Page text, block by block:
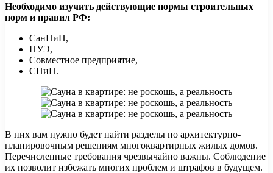
Необходимо изучить действующие нормы строительных
норм и правил РФ:
СанПиН,
ПУЭ,
Совместное предприятие,
СНиП.
В них вам нужно будет найти разделы по архитектурно-
планировочным решениям многоквартирных жилых домов.
Перечисленные требования чрезвычайно важны. Соблюдение
их позволит избежать многих проблем и штрафов в будущем.